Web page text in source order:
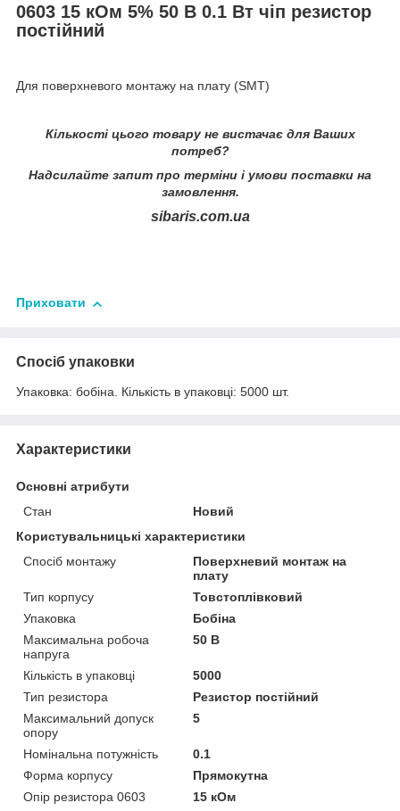
0603 15 кОм 5% 50 В 0.1 Вт чіп резистор
постійний
Для поверхневого монтажу на плату (SMT)
Кількості цього товару не вистачає для Ваших
потреб?
Надсилайте запит про терміни i умови поставки на
замовлення.
sibaris.com.ua
Приховати
Спосіб упаковки
Упаковка: бобіна. Кількість в упаковці: 5000 шт.
Характеристики
Основні атрибути
Стан
Новий
Користувальницькі характеристики
Спосіб монтажу
Поверхневий монтаж на
плату
Тип корпусу
Товстоплівковий
Упаковка
Бобіна
Максимальна робоча
напруга
50 В
Кількість в упаковці
5000
Тип резистора
Резистор постійний
Максимальний допуск
опору
5
Номінальна потужність
0.1
Форма корпусу
Прямокутна
Опір резистора 0603
15 кОм